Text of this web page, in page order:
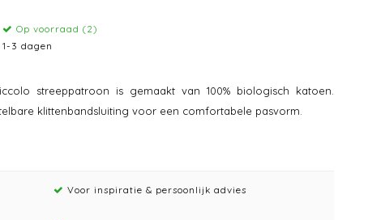
Op voorraad (2)
1-3 dagen
streeppatroon is gemaakt van 100% biologisch katoen.
klittenbandsluiting voor een comfortabele pasvorm.
Voor inspiratie & persoonlijk advies